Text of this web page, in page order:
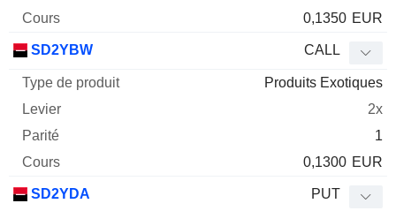
0,1350 EUR
SD2YBW CALL
Produits Exotiques
2x
1
0,1300 EUR
SD2YDA PUT